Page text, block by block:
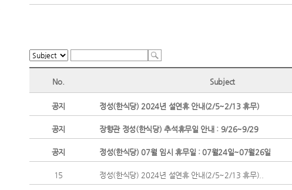
No. Subject
공지 정성(한식당) 2024년 설연휴 안내(2/5~2/13 휴무)
공지 장향관 정성(한식당) 추석휴무일 안내 : 9/26~9/29
공지 정성(한식당) 07월 임시 휴무일 : 07월24일~07월26일
15 정성(한식당) 2024년 설연휴 안내(2/5~2/13 휴무)..